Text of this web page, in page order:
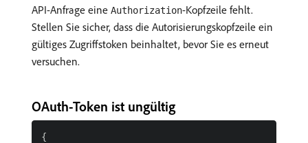
API-Anfrage eine Authorization-Kopfzeile fehlt.
Stellen Sie sicher, dass die Autorisierungskopfzeile ein
gültiges Zugriffstoken beinhaltet, bevor Sie es erneut
versuchen.
OAuth-Token ist ungültig
{